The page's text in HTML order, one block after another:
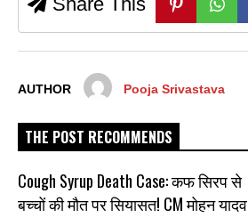
AUTHOR Pooja Srivastava
THE POST RECOMMENDS
Cough Syrup Death Case: कफ सिरप से
बच्चों की मौत पर सियासत! CM मोहन यादव